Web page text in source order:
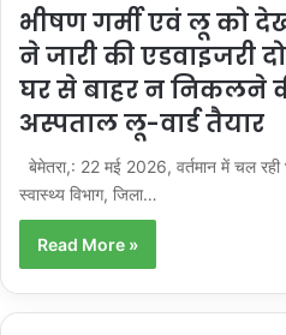
भीषण गर्मी एवं लू को
ने जारी की एडवाइजरी
घर से बाहर न निकलने
अस्पताल लू-वार्ड तैयार
बेमेतरा,: 22 मई 2026, वर्तमान में चल रही
स्वास्थ्य विभाग, जिला…
Read More »